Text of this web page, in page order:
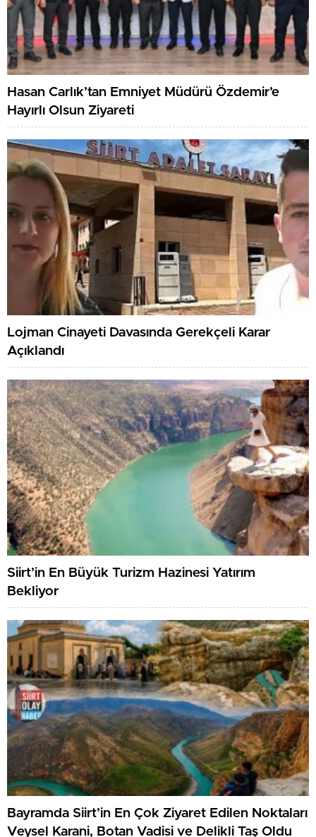
Hasan Carlık’tan Emniyet Müdürü Özdemir’e
Hayırlı Olsun Ziyareti
Lojman Cinayeti Davasında Gerekçeli Karar
Açıklandı
Siirt’in En Büyük Turizm Hazinesi Yatırım
Bekliyor
Bayramda Siirt’in En Çok Ziyaret Edilen Noktaları
Veysel Karani, Botan Vadisi ve Delikli Taş Oldu